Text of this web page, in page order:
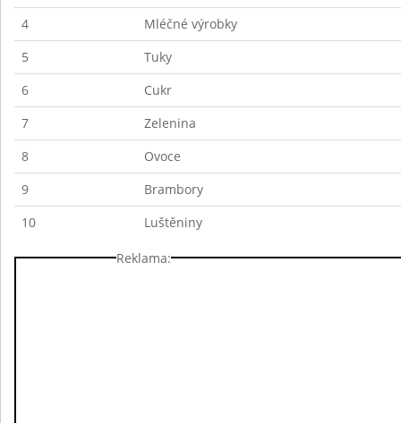
4
Mléčné výrobky
5
Tuky
6
Cukr
7
Zelenina
8
Ovoce
9
Brambory
10
Luštěniny
Reklama: